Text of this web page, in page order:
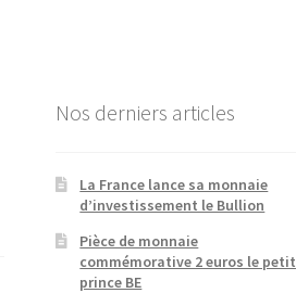
Nos derniers articles
La France lance sa monnaie
d’investissement le Bullion
Pièce de monnaie
commémorative 2 euros le petit
prince BE